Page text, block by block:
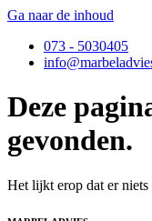
Ga naar de inhoud
073 - 5030405
Deze
gevonden.
Het lijkt erop dat er niets